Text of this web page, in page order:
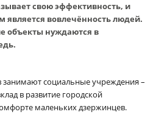
свою эффективность, и
вовлечённость людей.
объекты нуждаются в
занимают социальные учреждения –
в развитие городской
маленьких дзержинцев.